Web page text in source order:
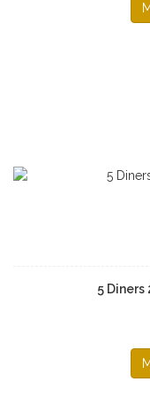
5 Diners